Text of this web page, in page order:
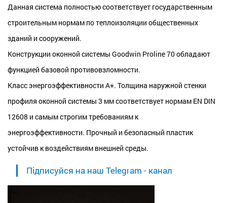
Данная система полностью соответствует государственным
строительным нормам по теплоизоляции общественных
зданий и сооружений.
Конструкции оконной системы Goodwin Proline 70 обладают
функцией базовой противовзломности.
Класс энергоэффективности А+. Толщина наружной стенки
профиля оконной системы 3 мм соответствует нормам EN DIN
12608 и самым строгим требованиям к
энергоэффективности. Прочный и безопасный пластик
устойчив к воздействиям внешней среды.
Підписуйся на наш Telegram - канал